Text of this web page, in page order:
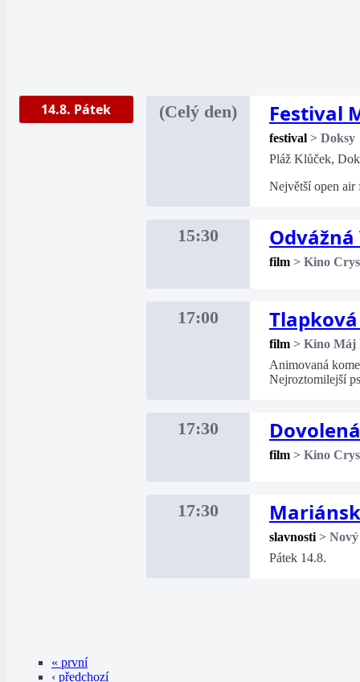
14.8. Pátek (Celý den) Festival
festival > Doksy
Pláž Klůček,
Největší open air
15:30
film > Kino
17:00
film > Kino Máj
Animovaná
Nejroztomilejší
17:30
film > Kino
17:30
slavnosti >
Pátek 14.8.
« první
‹ předchozí